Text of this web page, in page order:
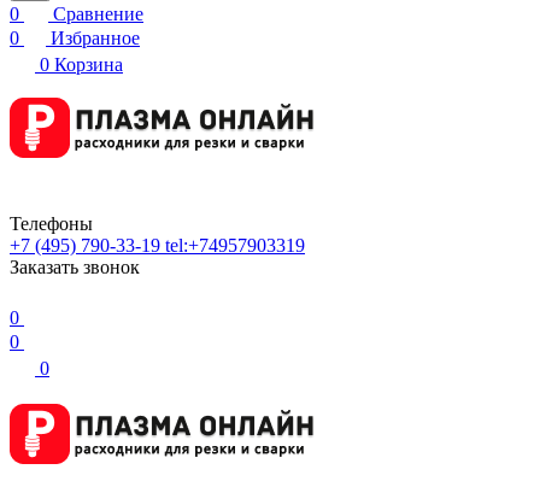
0
Сравнение
0
Избранное
0 Корзина
Телефоны
+7 (495) 790-33-19 tel:+74957903319
Заказать звонок
0
0
0